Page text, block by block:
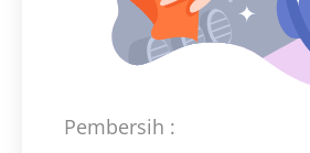
Pembersih :